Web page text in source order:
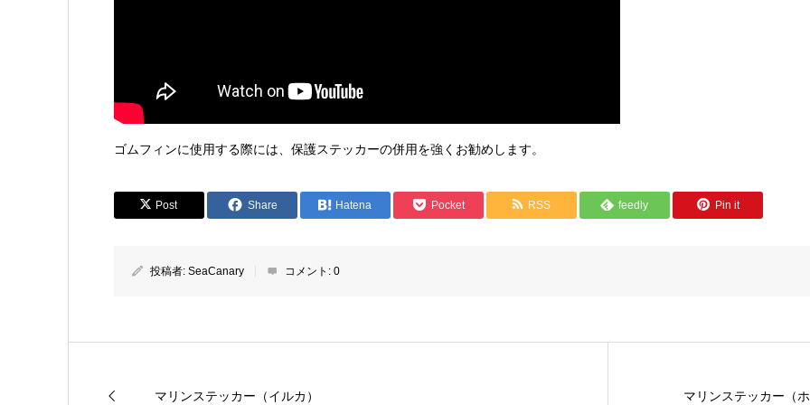
ゴムフィンに使用する際には、保護ステッカーの併用を強くお勧めします。
Post Share Hatena Pocket RSS feedly Pin it
投稿者: SeaCanary コメント: 0
マリンステッカー（イルカ） マリンステッカー（